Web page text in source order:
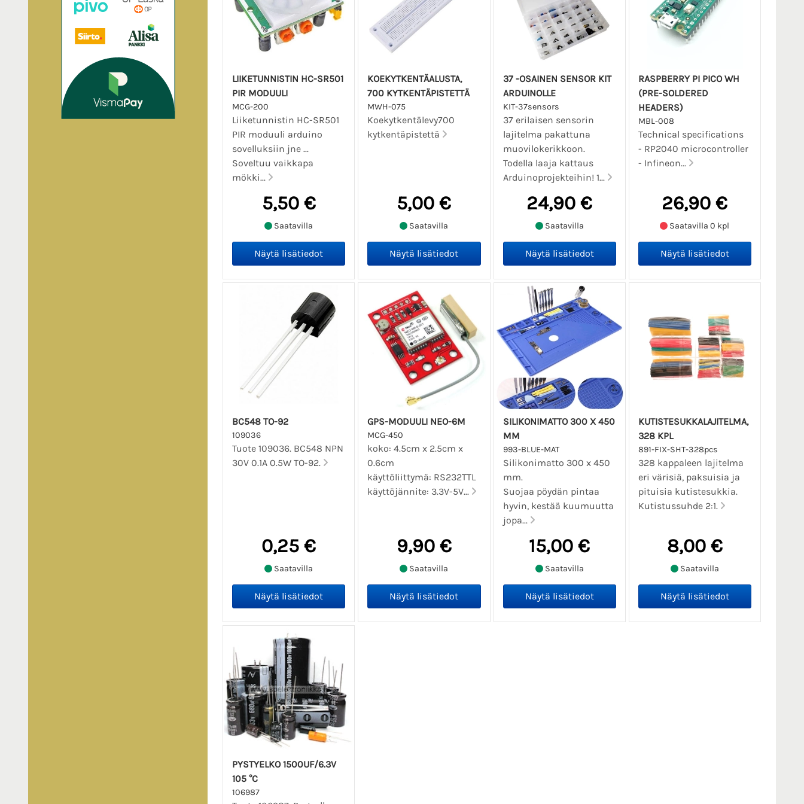
LIIKETUNNISTIN HC-SR501
PIR MODUULI
MCG-200
Liiketunnistin HC-SR501
PIR moduuli arduino
sovelluksiin jne ...
Soveltuu vaikkapa
mökki...
5,50 €
Saatavilla
KOEKYTKENTÄALUSTA,
700 KYTKENTÄPISTETTÄ
MWH-075
Koekytkentälevy700
kytkentäpistettä
5,00 €
Saatavilla
37 -OSAINEN SENSOR KIT
ARDUINOLLE
KIT-37sensors
37 erilaisen sensorin
lajitelma pakattuna
muovilokerikkoon.
Todella laaja kattaus
Arduinoprojekteihin! 1...
24,90 €
Saatavilla
RASPBERRY PI PICO WH
(PRE-SOLDERED
HEADERS)
MBL-008
Technical specifications
- RP2040 microcontroller
- Infineon...
26,90 €
Saatavilla 0 kpl
BC548 TO-92
109036
Tuote 109036. BC548 NPN
30V 0.1A 0.5W TO-92.
0,25 €
Saatavilla
GPS-MODUULI NEO-6M
MCG-450
koko: 4.5cm x 2.5cm x
0.6cm
käyttöliittymä: RS232TTL
käyttöjännite: 3.3V-5V...
9,90 €
Saatavilla
SILIKONIMATTO 300 X 450
MM
993-BLUE-MAT
Silikonimatto 300 x 450
mm.
Suojaa pöydän pintaa
hyvin, kestää kuumuutta
jopa...
15,00 €
Saatavilla
KUTISTESUKKALAJITELMA,
328 KPL
891-FIX-SHT-328pcs
328 kappaleen lajitelma
eri värisiä, paksuisia ja
pituisia kutistesukkia.
Kutistussuhde 2:1.
8,00 €
Saatavilla
PYSTYELKO 1500UF/6.3V
105 °C
106987